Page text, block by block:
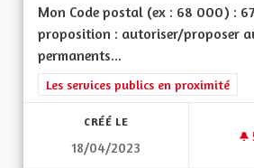
Mon Code postal (ex : 68 000) :
proposition : autoriser/proposer
permanents...
Filtrer les résultats de la catégorie :
Les services publics en proximité
CRÉÉ LE
18/04/2023